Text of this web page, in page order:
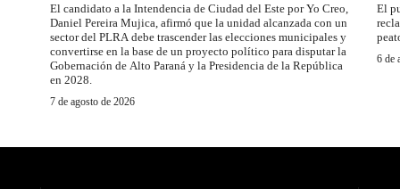
El candidato a la Intendencia de Ciudad del Este por Yo Creo,
Daniel Pereira Mujica, afirmó que la unidad alcanzada con un
sector del PLRA debe trascender las elecciones municipales y
convertirse en la base de un proyecto político para disputar la
Gobernación de Alto Paraná y la Presidencia de la República
en 2028.
7 de agosto de 2026
El
6 de